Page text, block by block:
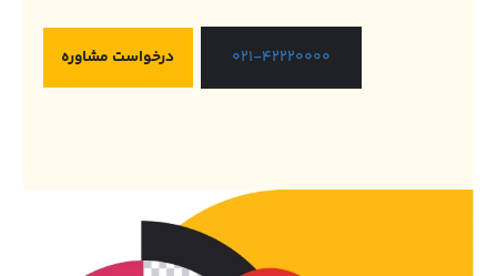
021-42220000 درخواست مشاوره